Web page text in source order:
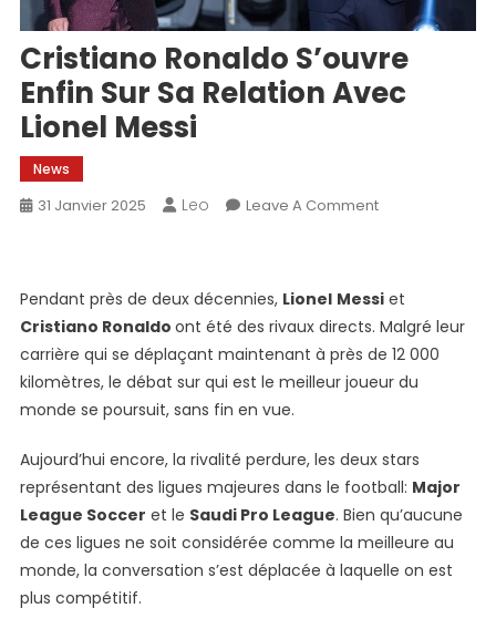
Cristiano Ronaldo S’ouvre
Enfin Sur Sa Relation Avec
Lionel Messi
News
31 Janvier 2025 Leo Leave A CommentOn
Enfin
Sur
Sa
Relation
Messi
Pendant près de deux décennies, Lionel Messiet
Cristiano Ronaldo ont été des rivaux directs. Malgré leur
carrière qui se déplaçant maintenant à près de 12 000
kilomètres, le débat sur qui est le meilleur joueur du
monde se poursuit, sans fin en vue.
Aujourd’hui encore, la rivalité perdure, les deux stars
représentant des ligues majeures dans le football: Major
League Soccer et le Saudi Pro League. Bien qu’aucune
de ces ligues ne soit considérée comme la meilleure au
monde, la conversation s’est déplacée à laquelle on est
plus compétitif.